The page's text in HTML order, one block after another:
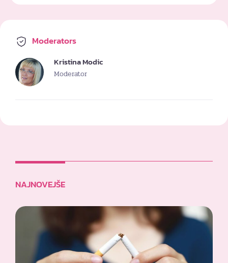
Moderators
Kristina Modic
Moderator
NAJNOVEJŠE